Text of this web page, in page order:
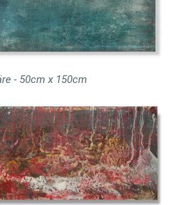
- 50cm x 150cm